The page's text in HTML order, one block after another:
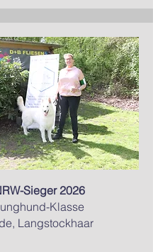
Sieger 2026
Klasse
Langstockhaar